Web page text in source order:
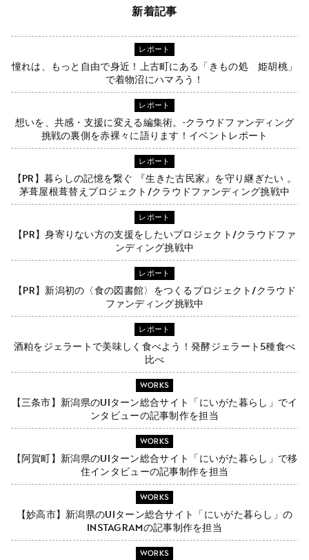
新着記事
レポート
憧れは、もっと自由で身近！上古町にある「きもの処 姫胡桃」
で着物沼にハマろう！
レポート
想いを、共感・支援に変える編集術。-クラウドファンディング
挑戦の裏側を赤裸々に語ります！イベントレポート
レポート
【PR】暮らしの記憶を繋ぐ 『生きた古民家』を守り継ぎたい 。
茅葺屋根葺替えプロジェクト/クラウドファンディング挑戦中
レポート
【PR】身寄りない方の支援をしたいプロジェクト/クラウドファ
ンディング挑戦中
レポート
【PR】新潟初の〈食の図書館〉をつくるプロジェクト/クラウド
ファンディング挑戦中
レポート
酒粕をジェラートで美味しく食べよう！発酵ジェラート5種食べ
比べ
WORKS
【三条市】新潟県のUIターン総合サイト「にいがた暮らし」でイ
ンタビューの記事制作を担当
WORKS
【阿賀町】新潟県のUIターン総合サイト「にいがた暮らし」で移
住インタビューの記事制作を担当
WORKS
【妙高市】新潟県のUIターン総合サイト「にいがた暮らし」の
Instagramの記事制作を担当
WORKS